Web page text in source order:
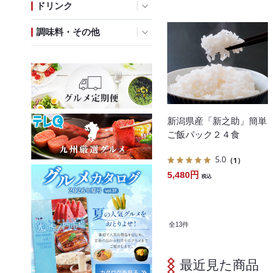
ドリンク
調味料・その他
新潟県産「新之助」簡単
ご飯パック２４食
5.0 （1）
5,480円 税込
全13件
最近見た商品